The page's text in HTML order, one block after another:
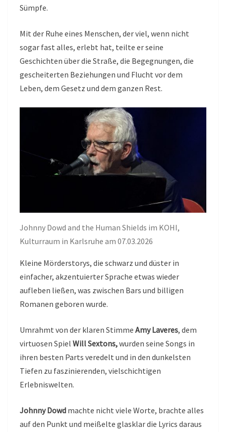
Sümpfe.
Mit der Ruhe eines Menschen, der viel, wenn nicht
sogar fast alles, erlebt hat, teilte er seine
Geschichten über die Straße, die Begegnungen, die
gescheiterten Beziehungen und Flucht vor dem
Leben, dem Gesetz und dem ganzen Rest.
Johnny Dowd and the Human Shields im KOHI,
Kulturraum in Karlsruhe am 07.03.2026
Kleine Mörderstorys, die schwarz und düster in
einfacher, akzentuierter Sprache etwas wieder
aufleben ließen, was zwischen Bars und billigen
Romanen geboren wurde.
Umrahmt von der klaren Stimme Amy Laveres, dem
virtuosen Spiel Will Sextons,wurden seine Songs in
ihren besten Parts veredelt und in den dunkelsten
Tiefen zu faszinierenden, vielschichtigen
Erlebniswelten.
Johnny Dowd machte nicht viele Worte, brachte alles
auf den Punkt und meißelte glasklar die Lyrics daraus